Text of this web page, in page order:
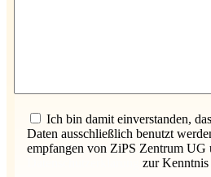
Bitte lasse dieses Feld leer.
Ich bin damit einverstanden,
Daten ausschließlich benutzt
empfangen von ZiPS Zentrum UG
zur Kenntnis